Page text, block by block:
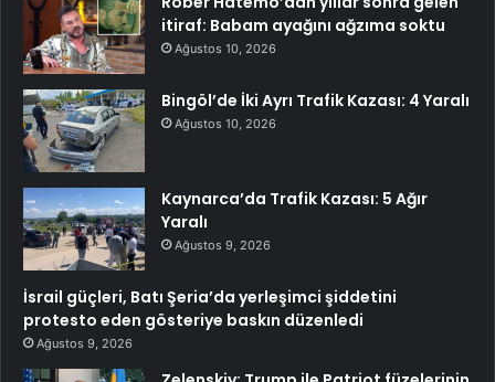
itiraf: Babam ayağını ağzıma soktu
Ağustos 10, 2026
Bingöl’de İki Ayrı Trafik Kazası: 4 Yaralı
Ağustos 10, 2026
Kaynarca’da Trafik Kazası: 5 Ağır
Yaralı
Ağustos 9, 2026
İsrail güçleri, Batı Şeria’da yerleşimci şiddetini
protesto eden gösteriye baskın düzenledi
Ağustos 9, 2026